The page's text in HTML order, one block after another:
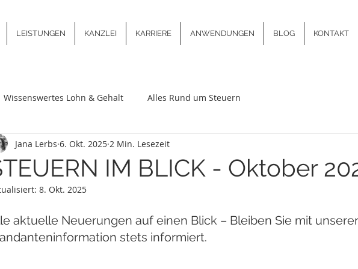
LEISTUNGEN KANZLEI KARRIERE ANWENDUNGEN BLOG KONTAKT
Wissenswertes Lohn & Gehalt Alles Rund um Steuern
IM BLICK - Oktober
Jana Lerbs 6. Okt. 2025 2 Min. Lesezeit
8. Okt. 2025
aktuelle Neuerungen auf einen Blick – Bleiben Sie mit
stets informiert.